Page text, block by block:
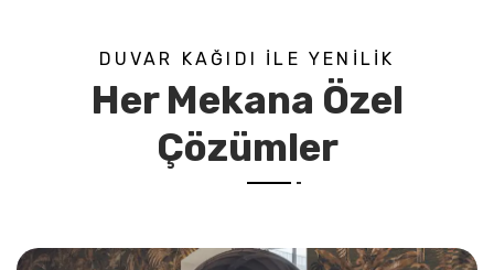
DUVAR KAĞIDI ILE YENILIK
Her Mekana Özel
Çözümler